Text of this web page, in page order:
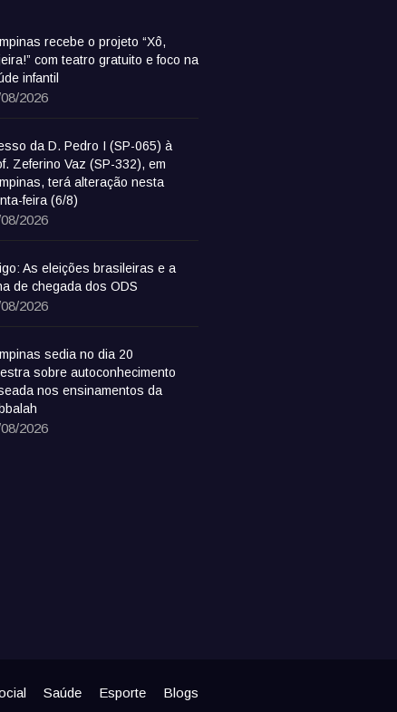
recebe o projeto “Xô,
com teatro gratuito e foco na
infantil
2026
da D. Pedro I (SP-065) à
Zeferino Vaz (SP-332), em
terá alteração nesta
feira (6/8)
2026
As eleições brasileiras e a
de chegada dos ODS
2026
sedia no dia 20
sobre autoconhecimento
nos ensinamentos da
2026
Saúde Esporte Blogs